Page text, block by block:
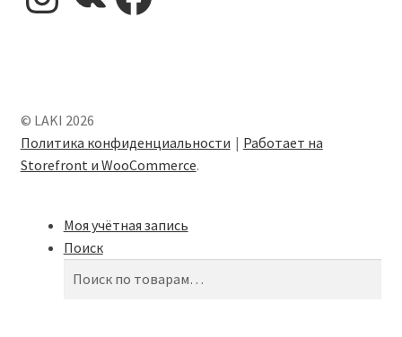
© LAKI 2026
Политика конфиденциальности
Работает на
Storefront и WooCommerce.
Моя учётная запись
Поиск